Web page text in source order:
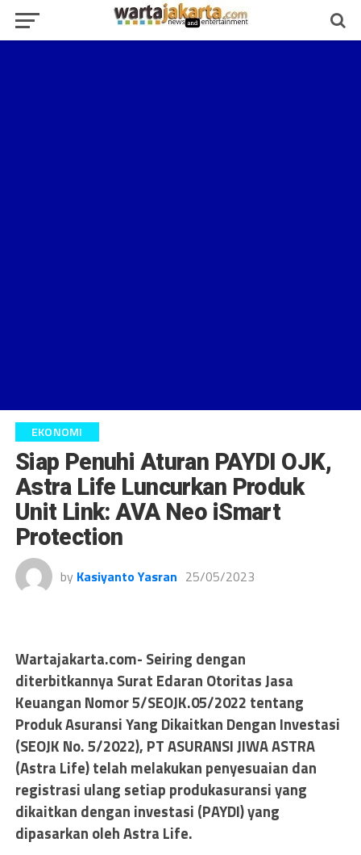
EKONOMI
Siap Penuhi Aturan PAYDI OJK,
Astra Life Luncurkan Produk
Unit Link: AVA Neo iSmart
Protection
by Kasiyanto Yasran 25/05/2023
Wartajakarta.com- Seiring dengan
diterbitkannya Surat Edaran Otoritas Jasa
Keuangan Nomor 5/SEOJK.05/2022 tentang
Produk Asuransi Yang Dikaitkan Dengan Investasi
(SEOJK No. 5/2022), PT ASURANSI JIWA ASTRA
(Astra Life) telah melakukan penyesuaian dan
registrasi ulang setiap produkasuransi yang
dikaitkan dengan investasi (PAYDI) yang
dipasarkan oleh Astra Life.